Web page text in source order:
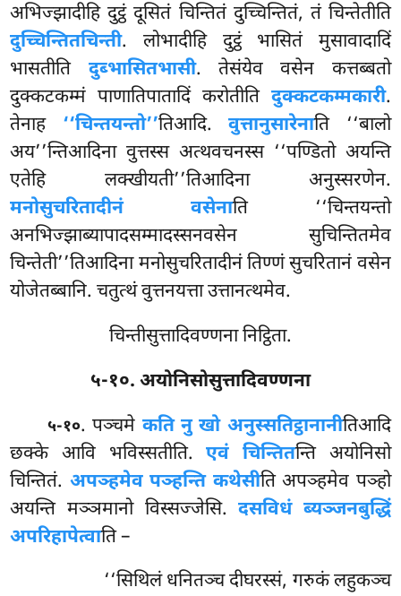
अभिज्झादीहि दुट्ठं दूसितं चिन्तितं दुच्चिन्तितं, तं चिन्तेतीति
दुच्चिन्तितचिन्ती. लोभादीहि दुट्ठं भासितं मुसावादादिं
भासतीति दुब्भासितभासी. तेसंयेव वसेन कत्तब्बतो
दुक्कटकम्मं पाणातिपातादिं करोतीति दुक्कटकम्मकारी.
तेनाह ‘‘चिन्तयन्तो’’तिआदि.वुत्तानुसारेनाति ‘‘बालो
अय’’न्तिआदिना वुत्तस्स अत्थवचनस्स ‘‘पण्डितो अयन्ति
एतेहि लक्खीयती’’तिआदिना अनुस्सरणेन.
मनोसुचरितादीनं वसेनाति ‘‘चिन्तयन्तो
अनभिज्झाब्यापादसम्मादस्सनवसेन सुचिन्तितमेव
चिन्तेती’’तिआदिना मनोसुचरितादीनं तिण्णं सुचरितानं वसेन
योजेतब्बानि. चतुत्थं वुत्तनयत्ता उत्तानत्थमेव.
चिन्तीसुत्तादिवण्णना निट्ठिता.
५-१०. अयोनिसोसुत्तादिवण्णना
५-१०. पञ्चमे कति नु खो अनुस्सतिट्ठानानीतिआदि
छक्के आवि भविस्सतीति.एवं चिन्तितन्ति अयोनिसो
चिन्तितं. अपञ्हमेव पञ्हन्ति कथेसीति अपञ्हमेव पञ्हो
अयन्ति मञ्ञमानो विस्सज्जेसि.दसविधं ब्यञ्जनबुद्धिं
अपरिहापेत्वाति –
‘‘सिथिलंधनितञ्च दीघरस्सं, गरुकं लहुकञ्च